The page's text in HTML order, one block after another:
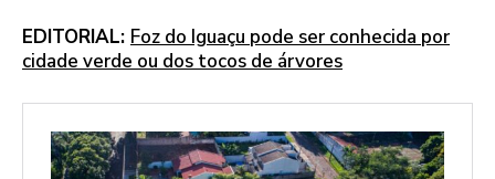
EDITORIAL: Foz do Iguaçu pode ser conhecida por
cidade verde ou dos tocos de árvores